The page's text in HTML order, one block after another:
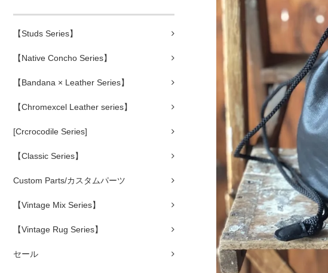
【Studs Series】
【Native Concho Series】
【Bandana × Leather Series】
【Chromexcel Leather series】
[Crcrocodile Series]
【Classic Series】
Custom Parts/カスタムパーツ
【Vintage Mix Series】
【Vintage Rug Series】
セール